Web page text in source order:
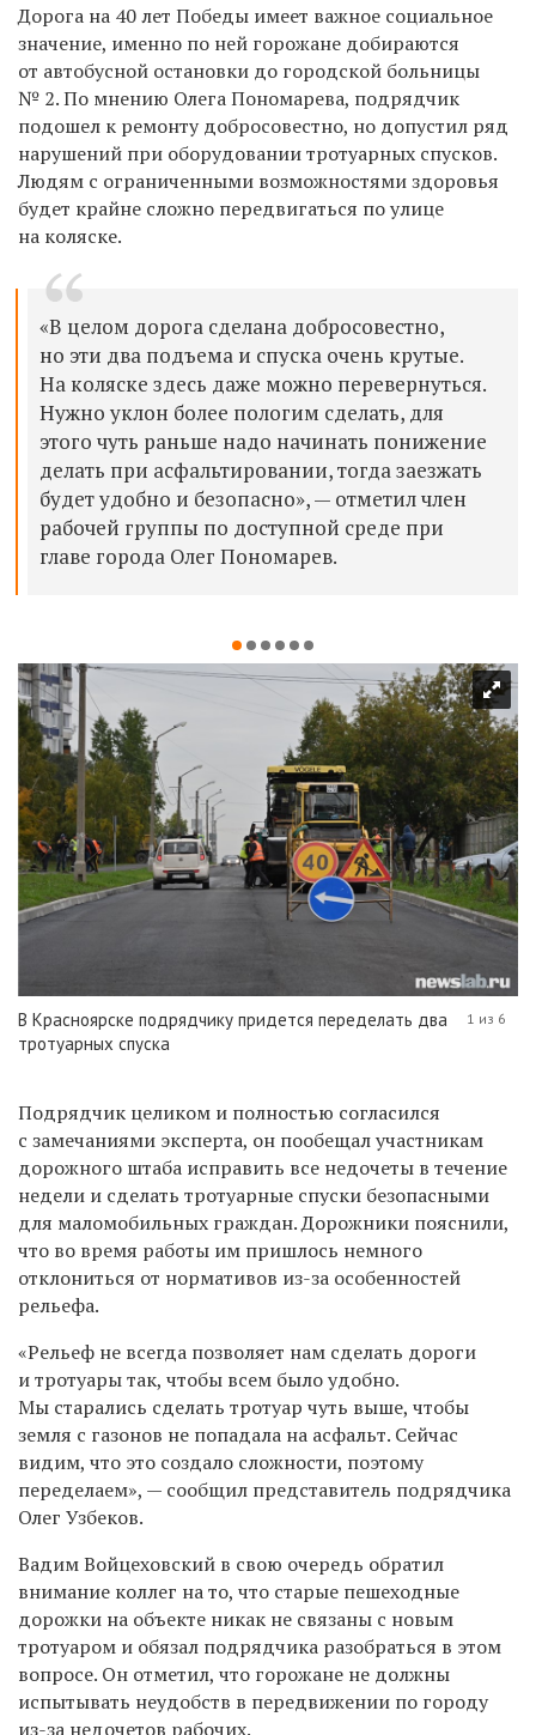
Дорога на 40 лет Победы имеет важное социальное
значение, именно по ней горожане добираются
от автобусной остановки до городской больницы
№ 2. По мнению Олега Пономарева, подрядчик
подошел к ремонту добросовестно, но допустил ряд
нарушений при оборудовании тротуарных спусков.
Людям с ограниченными возможностями здоровья
будет крайне сложно передвигаться по улице
на коляске.
«В целом дорога сделана добросовестно,
но эти два подъема и спуска очень крутые.
На коляске здесь даже можно перевернуться.
Нужно уклон более пологим сделать, для
этого чуть раньше надо начинать понижение
делать при асфальтировании, тогда заезжать
будет удобно и безопасно», — отметил член
рабочей группы по доступной среде при
главе города Олег Пономарев.
В Красноярске подрядчику придется переделать два
тротуарных спуска
1 из 6
Подрядчик целиком и полностью согласился
с замечаниями эксперта, он пообещал участникам
дорожного штаба исправить все недочеты в течение
недели и сделать тротуарные спуски безопасными
для маломобильных граждан. Дорожники пояснили,
что во время работы им пришлось немного
отклониться от нормативов из-за особенностей
рельефа.
«Рельеф не всегда позволяет нам сделать дороги
и тротуары так, чтобы всем было удобно.
Мы старались сделать тротуар чуть выше, чтобы
земля с газонов не попадала на асфальт. Сейчас
видим, что это создало сложности, поэтому
переделаем», — сообщил представитель подрядчика
Олег Узбеков.
Вадим Войцеховский в свою очередь обратил
внимание коллег на то, что старые пешеходные
дорожки на объекте никак не связаны с новым
тротуаром и обязал подрядчика разобраться в этом
вопросе. Он отметил, что горожане не должны
испытывать неудобств в передвижении по городу
из-за недочетов рабочих.